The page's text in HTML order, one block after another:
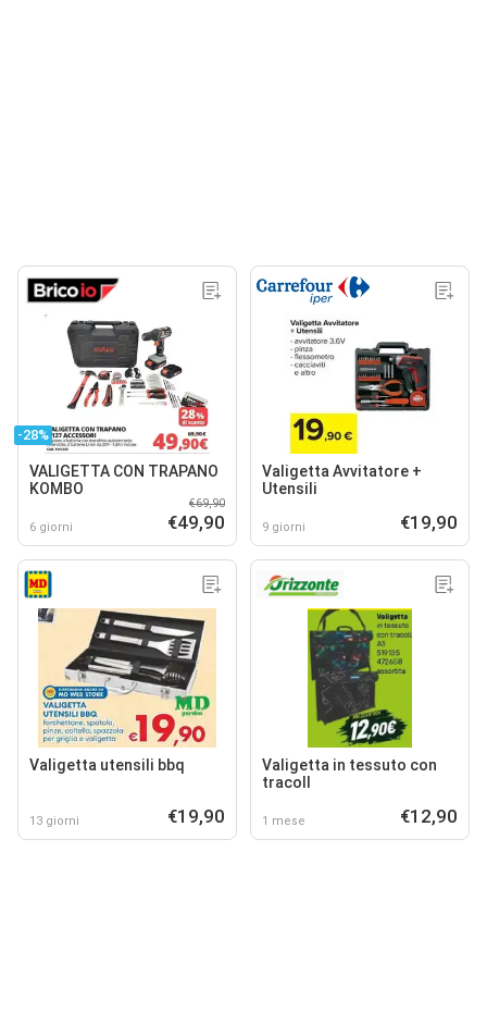
-28%
VALIGETTA CON TRAPANO
KOMBO
6 giorni
€69,90
€49,90
Valigetta Avvitatore +
Utensili
9 giorni €19,90
Valigetta utensili bbq
13 giorni €19,90
Valigetta in tessuto con
tracoll
1 mese €12,90